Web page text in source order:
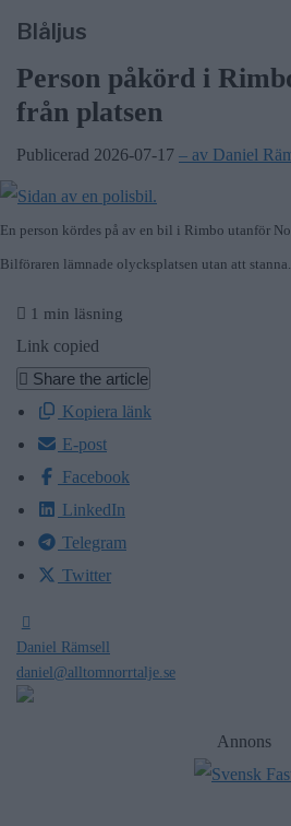
Blåljus
Person påkörd i
från platsen
Publicerad 2026-07-17 – av Daniel
En person kördes på av en bil i Rimbo utanför
Bilföraren lämnade olycksplatsen utan att stanna.
1 min läsning
Link copied
Share the article
Kopiera länk
E-post
Facebook
LinkedIn
Telegram
Twitter
Daniel Rämsell
daniel@alltomnorrtalje.se
Annons